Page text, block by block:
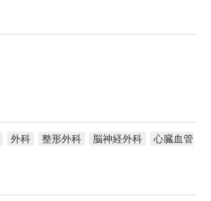
外科 整形外科 脳神経外科
心臓血管